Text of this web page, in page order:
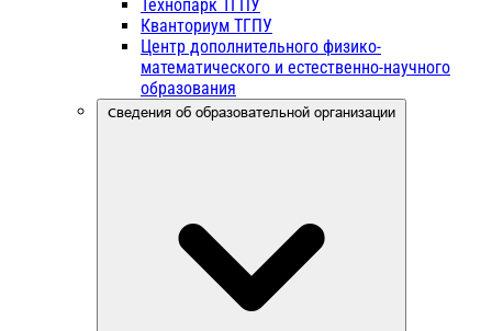
Технопарк ТГПУ
Кванториум ТГПУ
Центр дополнительного физико-
математического и естественно-научного
образования
Сведения об образовательной организации